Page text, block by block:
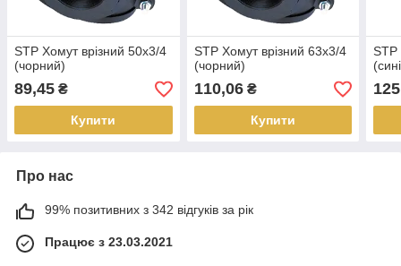
STP Хомут врізний 50х3/4
(чорний)
89,45 ₴
Купити
STP Хомут врізний 63х3/4
(чорний)
110,06₴
Купити
STP
Про нас
99% позитивних з 342 відгуків за рік
Працює з 23.03.2021